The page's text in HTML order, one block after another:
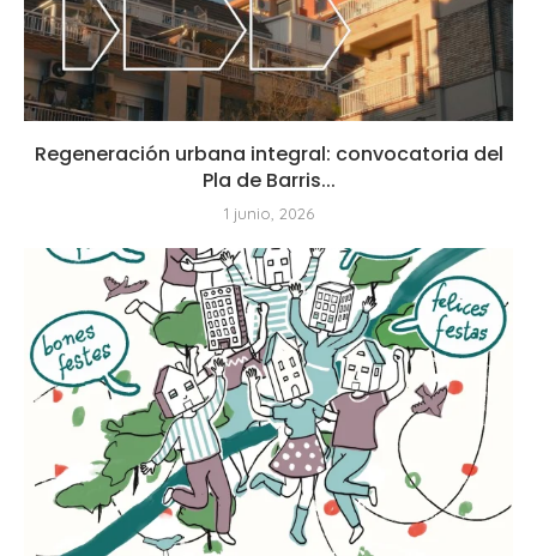
Regeneración urbana integral: convocatoria del
Pla de Barris...
1 junio, 2026